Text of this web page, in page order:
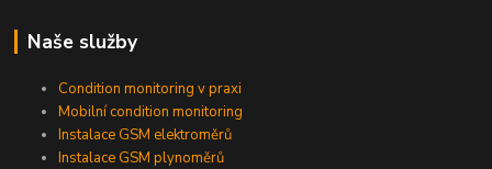
Naše služby
Condition monitoring v praxi
Mobilní condition monitoring
Instalace GSM elektroměrů
Instalace GSM plynoměrů